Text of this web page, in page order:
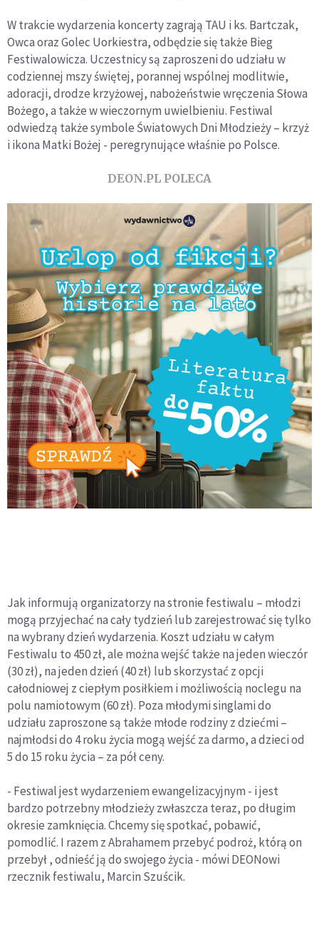
W trakcie wydarzenia koncerty zagrają TAU i ks. Bartczak,
Owca oraz Golec Uorkiestra, odbędzie się także Bieg
Festiwalowicza. Uczestnicy są zaproszeni do udziału w
codziennej mszy świętej, porannej wspólnej modlitwie,
adoracji, drodze krzyżowej, nabożeństwie wręczenia Słowa
Bożego, a także w wieczornym uwielbieniu. Festiwal
odwiedzą także symbole Światowych Dni Młodzieży – krzyż
i ikona Matki Bożej - peregrynujące właśnie po Polsce.
DEON.PL POLECA
Jak informują organizatorzy na stronie festiwalu – młodzi
mogą przyjechać na cały tydzień lub zarejestrować się tylko
na wybrany dzień wydarzenia. Koszt udziału w całym
Festiwalu to 450 zł, ale można wejść także na jeden wieczór
(30 zł), na jeden dzień (40 zł) lub skorzystać z opcji
całodniowej z ciepłym posiłkiem i możliwością noclegu na
polu namiotowym (60 zł). Poza młodymi singlami do
udziału zaproszone są także młode rodziny z dziećmi –
najmłodsi do 4 roku życia mogą wejść za darmo, a dzieci od
5 do 15 roku życia – za pół ceny.
- Festiwal jest wydarzeniem ewangelizacyjnym - i jest
bardzo potrzebny młodzieży zwłaszcza teraz, po długim
okresie zamknięcia. Chcemy się spotkać, pobawić,
pomodlić. I razem z Abrahamem przebyć podroż, którą on
przebył , odnieść ją do swojego życia - mówi DEONowi
rzecznik festiwalu, Marcin Szuścik.